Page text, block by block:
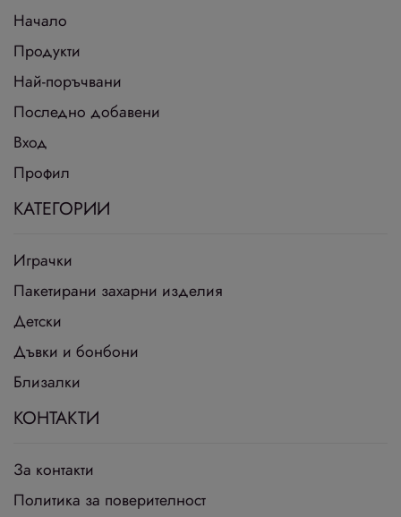
Начало
Продукти
Най-поръчвани
Последно добавени
Вход
Профил
КАТЕГОРИИ
Играчки
Пакетирани захарни изделия
Детски
Дъвки и бонбони
Близалки
КОНТАКТИ
За контакти
Политика за поверителност